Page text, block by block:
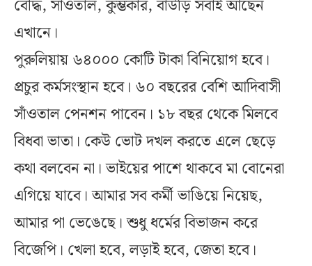
বৌদ্ধ, সাঁওতাল, কুম্ভকার, বাউড়ি সবাই আছেন
এখানে।
পুরুলিয়ায় ৬৪০০০ কোটি টাকা বিনিয়োগ হবে।
প্রচুর কর্মসংস্থান হবে। ৬০ বছরের বেশি আদিবাসী
সাঁওতাল পেনশন পাবেন। ১৮ বছর থেকে মিলবে
বিধবা ভাতা। কেউ ভোট দখল করতে এলে ছেড়ে
কথা বলবেন না। ভাইয়ের পাশে থাকবে মা বোনেরা
এগিয়ে যাবে। আমার সব কর্মী ভাঙিয়ে নিয়েছ,
আমার পা ভেঙেছে। শুধু ধর্মের বিভাজন করে
বিজেপি। খেলা হবে, লড়াই হবে, জেতা হবে।